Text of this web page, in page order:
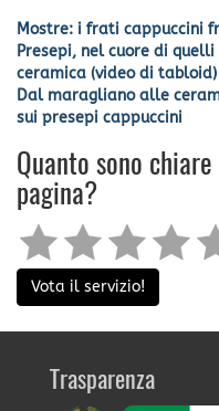
Mostre: i frati cappuccini
Presepi, nel cuore di
ceramica (video di tabloid)
Dal maragliano alle
sui presepi cappuccini
Quanto sono
pagina?
Vota il servizio!
Trasparenza